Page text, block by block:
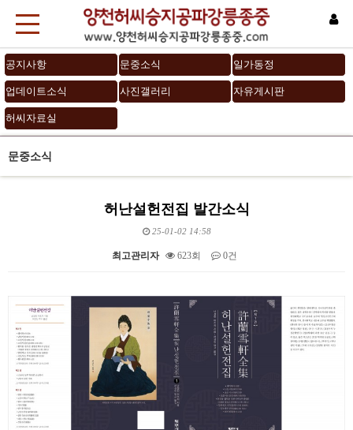
공지사항 문중소식 일가동정
업데이트소식 사진갤러리 자유게시판
허씨자료실
문중소식
허난설헌전집 발간소식
25-01-02 14:58
최고관리자 623회 0건
본문